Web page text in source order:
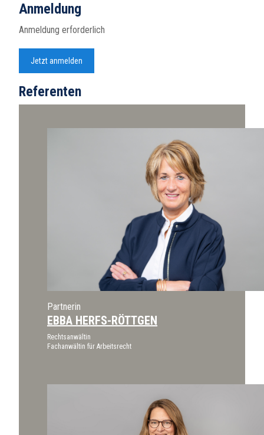
Anmeldung
Anmeldung erforderlich
Jetzt anmelden
Referenten
Partnerin
EBBA HERFS-RÖTTGEN
Rechtsanwältin
Fachanwältin für Arbeitsrecht